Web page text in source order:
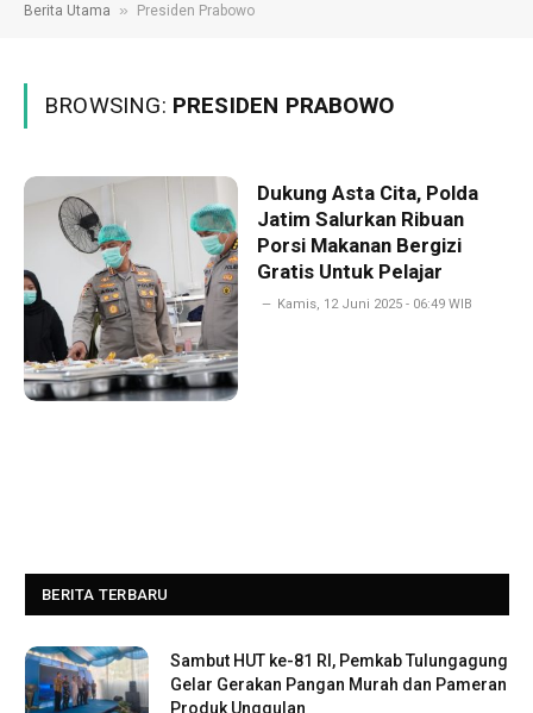
Berita Utama » Presiden Prabowo
BROWSING: PRESIDEN PRABOWO
Dukung Asta Cita, Polda
Jatim Salurkan Ribuan
Porsi Makanan Bergizi
Gratis Untuk Pelajar
Kamis, 12 Juni 2025 - 06:49 WIB
BERITA TERBARU
Sambut HUT ke-81 RI, Pemkab Tulungagung
Gelar Gerakan Pangan Murah dan Pameran
Produk Unggulan